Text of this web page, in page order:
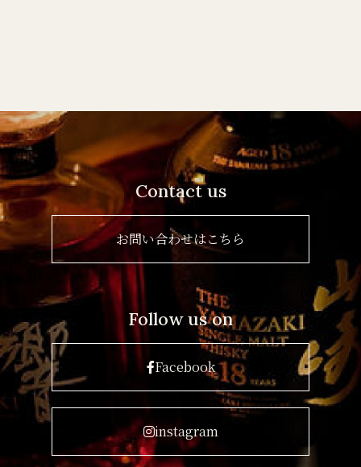
Contact us
お問い合わせはこちら
Follow us on
Facebook
instagram